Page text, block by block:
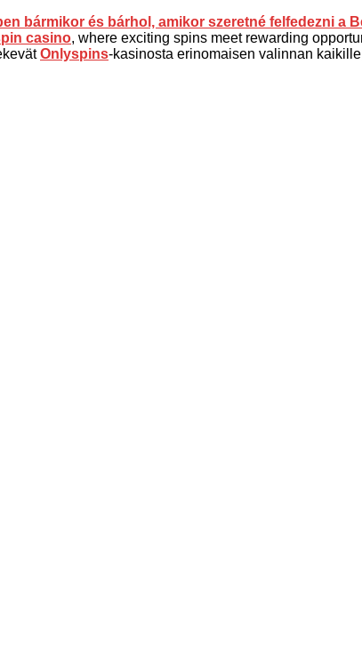
bármikor és bárhol, amikor szeretné felfedezni a
casino, where exciting spins meet rewarding
Onlyspins-kasinosta erinomaisen valinnan